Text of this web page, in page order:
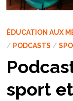
ÉDUCATION AUX
/ PODCASTS /
sport